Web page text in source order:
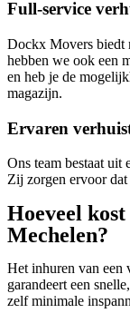
Full-service
Dockx Movers biedt
hebben we ook een
en heb je de
magazijn.
Ervaren
Ons team bestaat uit
Zij zorgen ervoor
Hoeveel
Mechelen?
Het inhuren van een
garandeert een
zelf minimale